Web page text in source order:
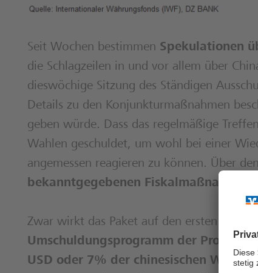
Seit Wochen bestimmen Spekulationen
die Schlagzeilen in und vor allem über
dieswöchige Sitzung des Ständigen
Details zu den Konjunkturmaßnahmen
geben würde. Dass das regelmäßige
Wahlen geschuldet, um wohl bei einer
angemessen reagieren zu können. Über
bekanntgegebenen
Zwar wirkt das Paket auf den ersten Blick
Umschuldungsprogramm der
USD oder 7% der chinesischen